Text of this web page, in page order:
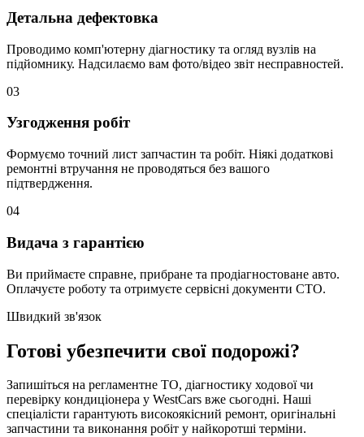
Детальна дефектовка
Проводимо комп'ютерну діагностику та огляд вузлів на
підйомнику. Надсилаємо вам фото/відео звіт несправностей.
03
Узгодження робіт
Формуємо точний лист запчастин та робіт. Ніякі додаткові
ремонтні втручання не проводяться без вашого
підтвердження.
04
Видача з гарантією
Ви приймаєте справне, прибране та продіагностоване авто.
Оплачуєте роботу та отримуєте сервісні документи СТО.
Швидкий зв'язок
Готові убезпечити свої подорожі?
Запишіться на регламентне ТО, діагностику ходової чи
перевірку кондиціонера у WestCars вже сьогодні. Наші
спеціалісти гарантують високоякісний ремонт, оригінальні
запчастини та виконання робіт у найкоротші терміни.